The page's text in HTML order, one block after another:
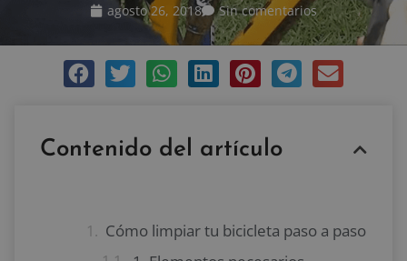
agosto 26, 2018 Sin comentarios
Contenido del artículo
Cómo limpiar tu bicicleta paso a paso